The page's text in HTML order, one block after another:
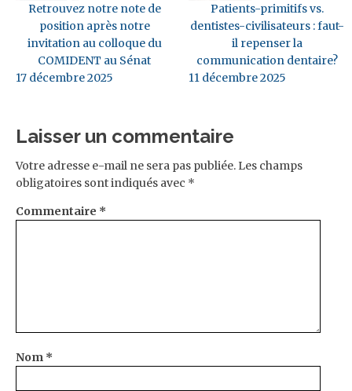
Retrouvez notre note de
position après notre
invitation au colloque du
COMIDENT au Sénat
17 décembre 2025
Patients-primitifs vs.
dentistes-civilisateurs : faut-
il repenser la
communication dentaire?
11 décembre 2025
Laisser un commentaire
Votre adresse e-mail ne sera pas publiée. Les champs
obligatoires sont indiqués avec *
Commentaire *
Nom *